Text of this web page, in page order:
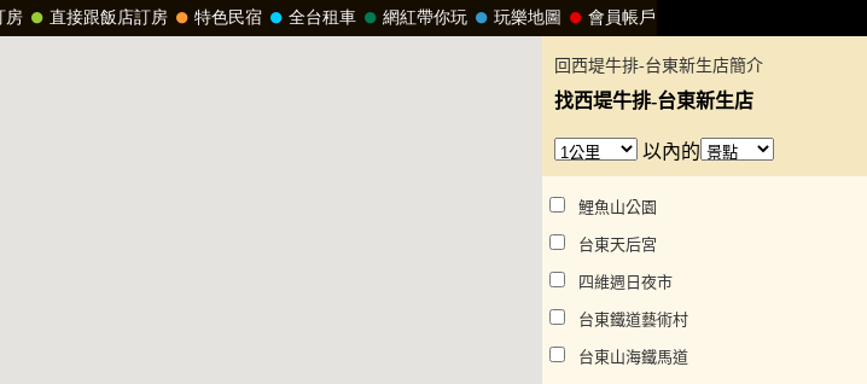
回西堤牛排-台東新生店簡介
找西堤牛排-台東新生店
以內的
鯉魚山公園
台東天后宮
四維週日夜市
台東鐵道藝術村
台東山海鐵馬道